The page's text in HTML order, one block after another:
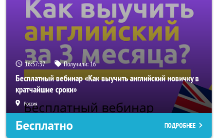
16:57:34 Получили:16
Бесплатный вебинар «Как выучить английский новичку в
кратчайшие сроки»
Россия
Бесплатно ПОДРОБНЕЕ